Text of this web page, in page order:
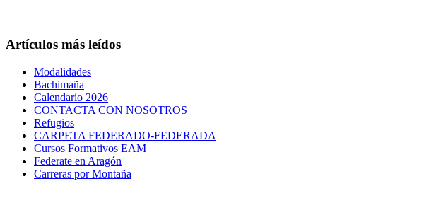
Artículos más leídos
Modalidades
Bachimaña
Calendario 2026
CONTACTA CON NOSOTROS
Refugios
CARPETA FEDERADO-FEDERADA
Cursos Formativos EAM
Federate en Aragón
Carreras por Montaña